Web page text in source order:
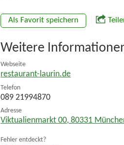
Als Favorit speichern
Weitere
Webseite
restaurant-laurin.de
Telefon
089 21994870
Adresse
Viktualienmarkt 00, 80331
Fehler entdeckt?